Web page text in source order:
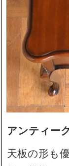
アンティー
天板の形も